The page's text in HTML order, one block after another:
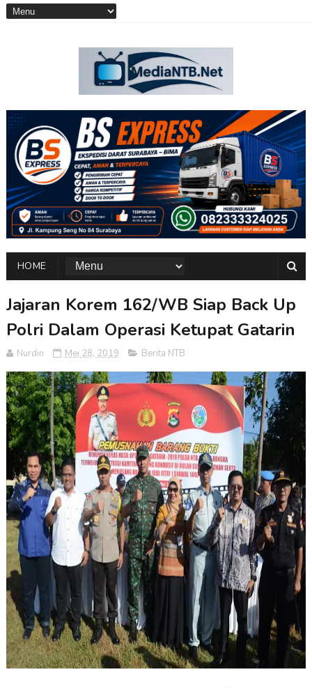
HOME
Jajaran Korem 162/WB Siap Back Up
Polri Dalam Operasi Ketupat Gatarin
Nurdin Mei 28, 2019 Berita NTB